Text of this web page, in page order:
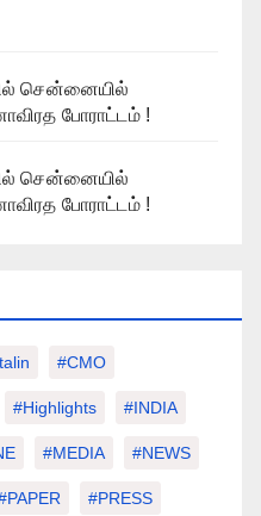
சென்னையில்
போராட்டம் !
சென்னையில்
போராட்டம் !
#CMO
#highlights #INDIA
#MEDIA #NEWS
#PRESS